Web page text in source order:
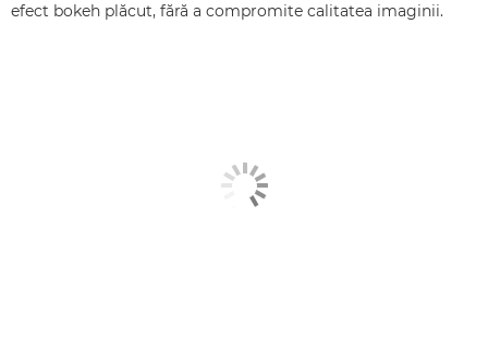
efect bokeh plăcut, fără a compromite calitatea imaginii.